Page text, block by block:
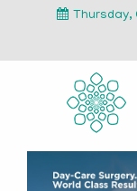
Thursday,